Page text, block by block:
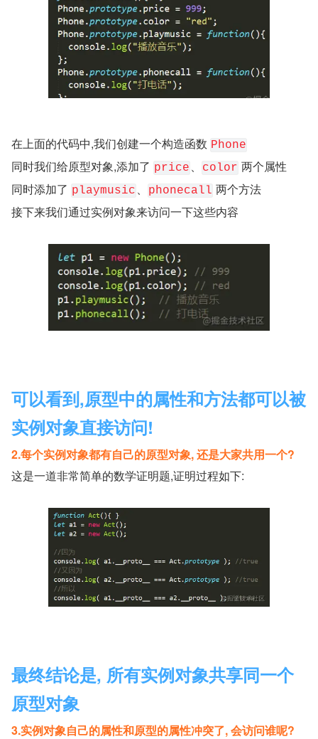
在上面的代码中,我们创建一个构造函数 Phone
同时我们给原型对象,添加了 price 、 color 两个属性
同时添加了 playmusic 、 phonecall 两个方法
接下来我们通过实例对象来访问一下这些内容
可以看到,原型中的属性和方法都可以被
实例对象直接访问!
2.每个实例对象都有自己的原型对象, 还是大家共用一个?
这是一道非常简单的数学证明题,证明过程如下:
最终结论是, 所有实例对象共享同一个
原型对象
3.实例对象自己的属性和原型的属性冲突了, 会访问谁呢?